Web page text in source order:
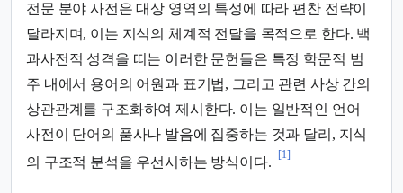
전문 분야 사전은 대상 영역의 특성에 따라 편찬 전략이
달라지며, 이는 지식의 체계적 전달을 목적으로 한다. 백
과사전적 성격을 띠는 이러한 문헌들은 특정 학문적 범
주 내에서 용어의 어원과 표기법, 그리고 관련 사상 간의
상관관계를 구조화하여 제시한다. 이는 일반적인 언어
사전이 단어의 품사나 발음에 집중하는 것과 달리, 지식
의 구조적 분석을 우선시하는 방식이다.
[1]